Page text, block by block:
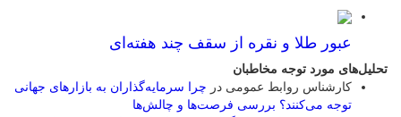
عبور طلا و نقره از سقف چند هفته‌ای
تحلیل‌های مورد توجه مخاطبان
کارشناس روابط عمومی در چرا سرمایه‌گذاران به بازارهای جهانی
توجه می‌کنند؟ بررسی فرصت‌ها و چالش‌ها